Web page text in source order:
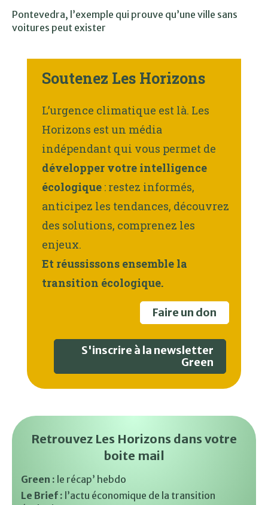
Pontevedra, l’exemple qui prouve qu’une ville sans
voitures peut exister
Soutenez Les Horizons
L’urgence climatique est là. Les
Horizons est un média
indépendant qui vous permet de
développer votre intelligence
écologique : restez informés,
anticipez les tendances, découvrez
des solutions, comprenez les
enjeux.
Et réussissons ensemble la
transition écologique.
Faire un don
S'inscrire à la newsletter
Green
Retrouvez Les Horizons dans votre
boite mail
Green : le récap’ hebdo
Le Brief : l’actu économique de la transition